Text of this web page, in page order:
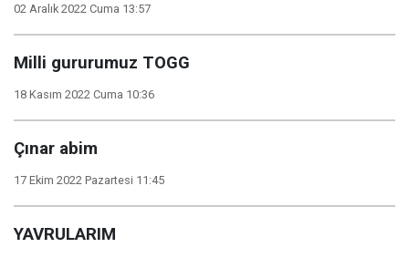
02 Aralık 2022 Cuma 13:57
Milli gururumuz TOGG
18 Kasım 2022 Cuma 10:36
Çınar abim
17 Ekim 2022 Pazartesi 11:45
YAVRULARIM